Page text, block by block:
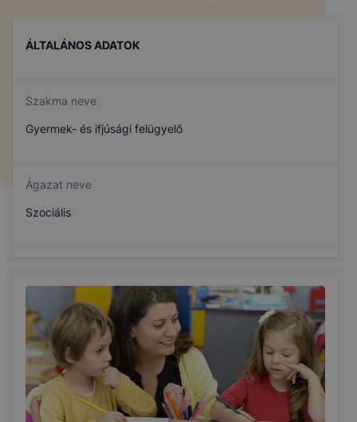
ÁLTALÁNOS ADATOK
Szakma neve
Gyermek- és ifjúsági felügyelő
Ágazat neve
Szociális
Képzés időtartama
3 év